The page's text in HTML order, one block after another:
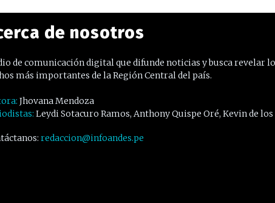
de nosotros
de comunicación digital que difunde noticias y busca revelar
más importantes de la Región Central del país.
Jhovana Mendoza
Leydi Sotacuro Ramos, Anthony Quispe Oré, Kevin de los
redaccion@infoandes.pe